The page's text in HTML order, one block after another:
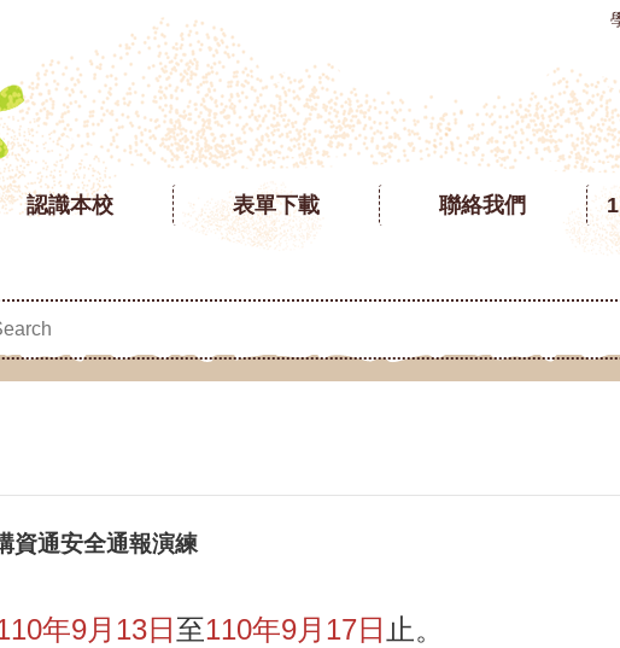
認識本校 表單下載 聯絡我們
資通安全通報演練
年9月13日 至110年9月17日 止。